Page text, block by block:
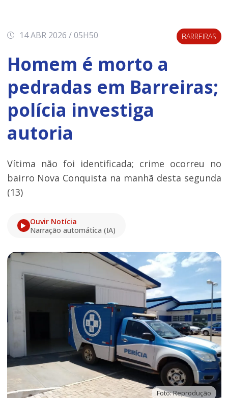
14 ABR 2026 / 05H50 BARREIRAS
Homem é morto a
pedradas em Barreiras;
polícia investiga
autoria
Vítima não foi identificada; crime ocorreu no
bairro Nova Conquista na manhã desta segunda
(13)
Ouvir Notícia
Narração automática (IA)
Foto: Reprodução